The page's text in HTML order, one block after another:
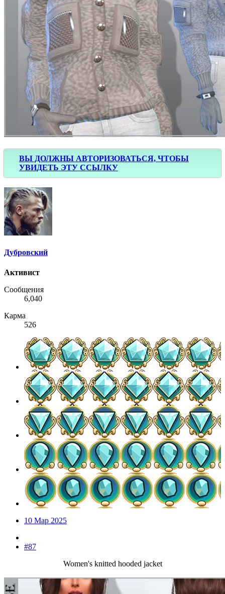
ВЫ ДОЛЖНЫ АВТОРИЗОВАТЬСЯ, ЧТОБЫ
УВИДЕТЬ ЭТУ ССЫЛКУ
Дубровский
Активист
Сообщения
6,040
Карма
526
10 Мар 2025
#87
Women's knitted hooded jacket